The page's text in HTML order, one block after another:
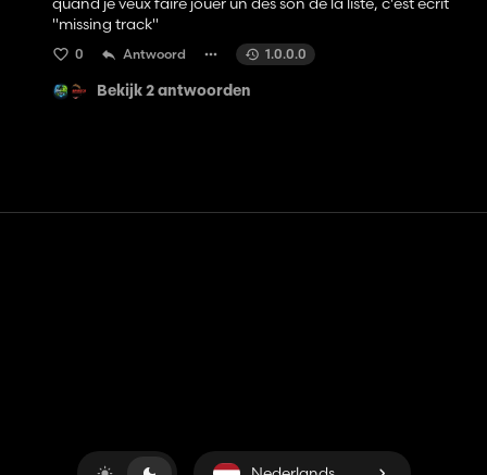
''missing track''
0 Antwoord 1.0.0.0
Bekijk 2 antwoorden